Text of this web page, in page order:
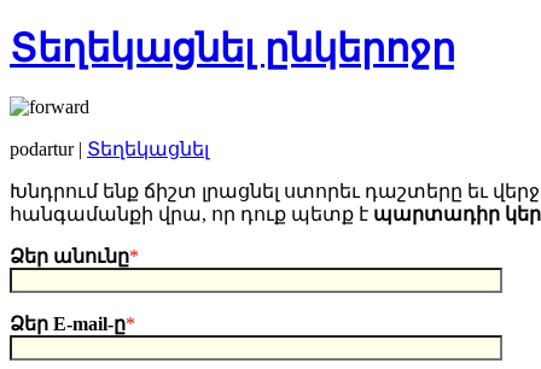
Տեղեկացնել ընկերոջը
podartur | Տեղեկացնել
Խնդրում ենք ճիշտ լրացնել ստորեւ դաշտերը եւ
հանգամանքի վրա, որ դուք պետք է պարտադիր
Ձեր անունը*
Ձեր E-mail-ը*